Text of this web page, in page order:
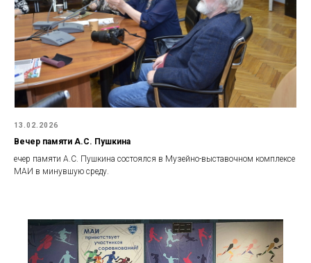
13.02.2026
Вечер памяти А.С. Пушкина
ечер памяти А.С. Пушкина состоялся в Музейно-выставочном комплексе
МАИ в минувшую среду.